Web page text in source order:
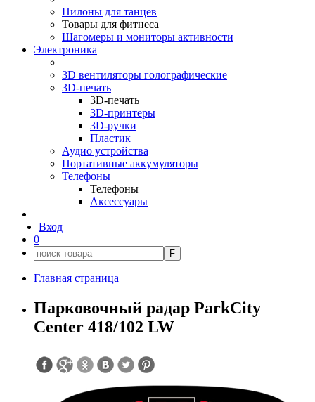
Пилоны для танцев
Товары для фитнеса
Шагомеры и мониторы активности
Электроника
3D вентиляторы голографические
3D-печать
3D-печать
3D-принтеры
3D-ручки
Пластик
Аудио устройства
Портативные аккумуляторы
Телефоны
Телефоны
Аксессуары
Вход
0
F
Главная страница
Парковочный радар ParkCity
Center 418/102 LW